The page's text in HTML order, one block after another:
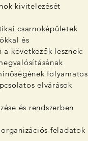
kivitelezését
csarnoképületek
és
következők lesznek:
folyamatos
elvárások
és rendszerben
feladatok